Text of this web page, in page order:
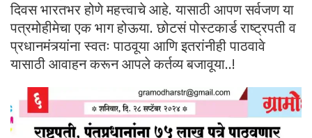
दिवस भारतभर होणे महत्त्वाचे आहे. यासाठी आपण सर्वजण या
पत्रमोहीमेचा एक भाग होऊया. छोटसं पोस्टकार्ड राष्ट्रपती व
प्रधानमंत्र्यांना स्वतः पाठवूया आणि इतरांनीही पाठवावे
यासाठी आवाहन करून आपले कर्तव्य बजावूया..!